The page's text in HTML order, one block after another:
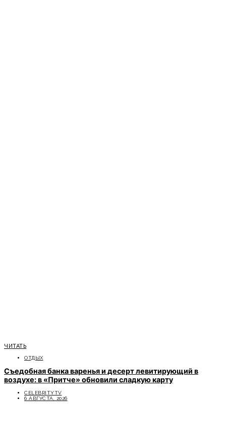
ЧИТАТЬ
ОТДЫХ
Съедобная банка варенья и десерт левитирующий в
воздухе: в «Притче» обновили сладкую карту
CELEBRITYTV
6 АВГУСТА, 2026